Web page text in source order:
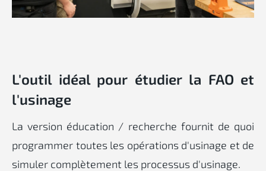
L'outil idéal pour étudier la FAO et
l'usinage
La version éducation / recherche fournit de quoi
programmer toutes les opérations d'usinage et de
simuler complètement les processus d'usinage.